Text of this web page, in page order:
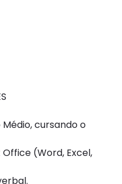
cursando o
(Word, Excel,